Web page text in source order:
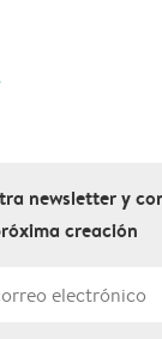
newsletter y
creación